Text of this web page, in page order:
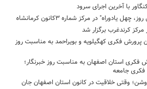
با آخرین اجرای سرود
یادوراه" در مرکز شماره ۳کانون کرمانشاه
مرکز کرندغرب برگزار شد
پرورش فکری کهگیلویه و بویراحمد به مناسبت روز
فکری استان اصفهان به مناسبت روز خبرنگار؛
فکری جامعه
روشن؛ وقتی خلاقیت در کانون استان اصفهان جان